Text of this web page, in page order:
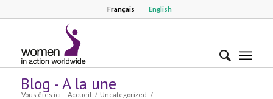
Français English
Blog - A la une
Vous êtes ici : Accueil / Uncategorized /